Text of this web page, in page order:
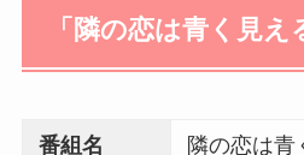
「隣の恋は青く見え
番組名 隣の恋は青